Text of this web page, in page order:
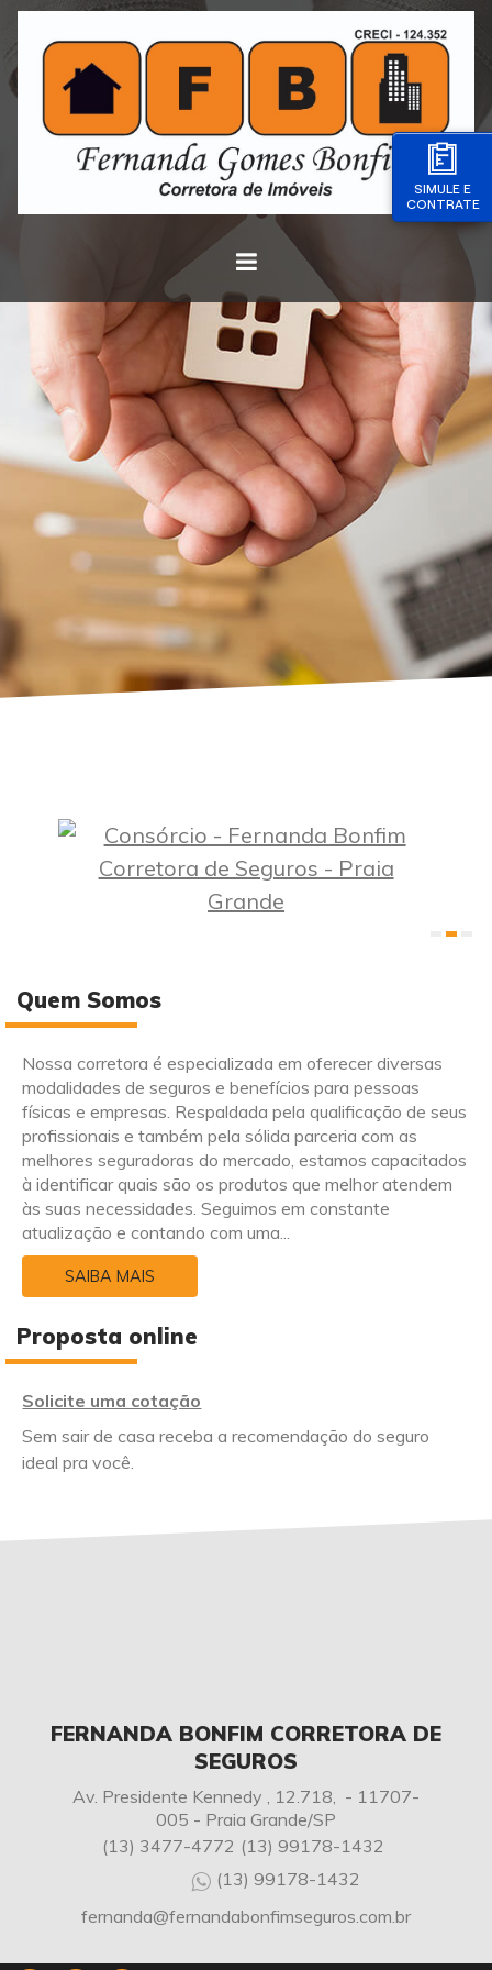
SIMULE E
CONTRATE
Quem Somos
Nossa corretora é especializada em oferecer diversas
modalidades de seguros e benefícios para pessoas
físicas e empresas. Respaldada pela qualificação de seus
profissionais e também pela sólida parceria com as
melhores seguradoras do mercado, estamos capacitados
à identificar quais são os produtos que melhor atendem
às suas necessidades. Seguimos em constante
atualização e contando com uma...
SAIBA MAIS
Proposta online
Solicite uma cotação
Sem sair de casa receba a recomendação do seguro
ideal pra você.
FERNANDA BONFIM CORRETORA DE
SEGUROS
Av. Presidente Kennedy , 12.718, - 11707-
005 - Praia Grande/SP
(13) 3477-4772 (13) 99178-1432
(13) 99178-1432
fernanda@fernandabonfimseguros.com.br